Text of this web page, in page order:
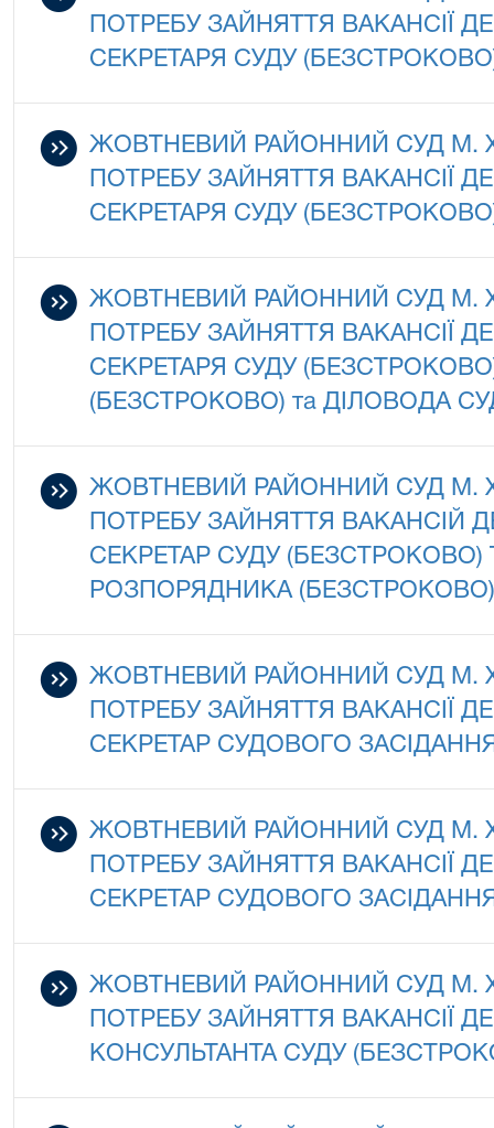
ПОТРЕБУ ЗАЙНЯТТЯ ВАКАНСІЇ
СЕКРЕТАРЯ СУДУ
ЖОВТНЕВИЙ РАЙОННИЙ СУД М.
ПОТРЕБУ ЗАЙНЯТТЯ ВАКАНСІЇ
СЕКРЕТАРЯ СУДУ
ЖОВТНЕВИЙ РАЙОННИЙ СУД М.
ПОТРЕБУ ЗАЙНЯТТЯ ВАКАНСІЇ
СЕКРЕТАРЯ СУДУ
(БЕЗСТРОКОВО) та ДІЛОВОДА
ЖОВТНЕВИЙ РАЙОННИЙ СУД М.
ПОТРЕБУ ЗАЙНЯТТЯ ВАКАНСІЙ
СЕКРЕТАР СУДУ (БЕЗСТРОКОВО)
РОЗПОРЯДНИКА (БЕЗСТРОКОВО)
ЖОВТНЕВИЙ РАЙОННИЙ СУД М.
ПОТРЕБУ ЗАЙНЯТТЯ ВАКАНСІЇ
СЕКРЕТАР СУДОВОГО
ЖОВТНЕВИЙ РАЙОННИЙ СУД М.
ПОТРЕБУ ЗАЙНЯТТЯ ВАКАНСІЇ
СЕКРЕТАР СУДОВОГО
ЖОВТНЕВИЙ РАЙОННИЙ СУД М.
ПОТРЕБУ ЗАЙНЯТТЯ ВАКАНСІЇ
КОНСУЛЬТАНТА СУДУ